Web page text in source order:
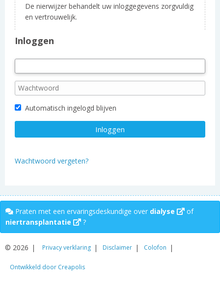
De nierwijzer behandelt uw inloggegevens zorgvuldig
en vertrouwelijk.
Inloggen
Automatisch ingelogd blijven
Wachtwoord vergeten?
Praten met een ervaringsdeskundige over dialyse
of
niertransplantatie
?
© 2026 Privacy verklaring Disclaimer Colofon
Ontwikkeld door Creapolis